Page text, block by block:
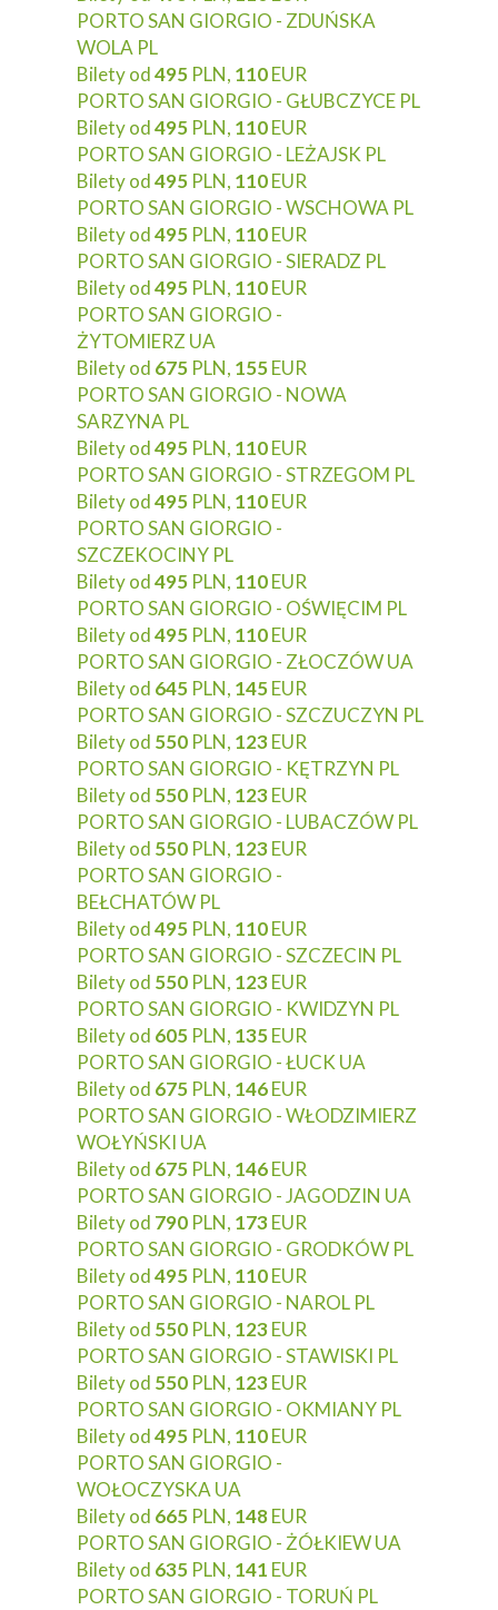
PORTO SAN GIORGIO - ZDUŃSKA
WOLA PL
Bilety od495 PLN, 110EUR
PORTO SAN GIORGIO - GŁUBCZYCE PL
Bilety od495 PLN, 110EUR
PORTO SAN GIORGIO - LEŻAJSK PL
Bilety od495 PLN, 110EUR
PORTO SAN GIORGIO - WSCHOWA PL
Bilety od495 PLN, 110EUR
PORTO SAN GIORGIO - SIERADZ PL
Bilety od495 PLN, 110EUR
PORTO SAN GIORGIO -
ŻYTOMIERZ UA
Bilety od 675 PLN, 155EUR
PORTO SAN GIORGIO - NOWA
SARZYNA PL
Bilety od495 PLN, 110EUR
PORTO SAN GIORGIO - STRZEGOM PL
Bilety od495 PLN, 110EUR
PORTO SAN GIORGIO -
SZCZEKOCINY PL
Bilety od495 PLN, 110EUR
PORTO SAN GIORGIO - OŚWIĘCIM PL
Bilety od495 PLN, 110EUR
PORTO SAN GIORGIO - ZŁOCZÓW UA
Bilety od 645 PLN, 145EUR
PORTO SAN GIORGIO - SZCZUCZYN PL
Bilety od 550 PLN, 123EUR
PORTO SAN GIORGIO - KĘTRZYN PL
Bilety od 550 PLN, 123EUR
PORTO SAN GIORGIO - LUBACZÓW PL
Bilety od 550 PLN, 123EUR
PORTO SAN GIORGIO -
BEŁCHATÓW PL
Bilety od495 PLN, 110EUR
PORTO SAN GIORGIO - SZCZECIN PL
Bilety od 550 PLN, 123EUR
PORTO SAN GIORGIO - KWIDZYN PL
Bilety od 605 PLN, 135EUR
PORTO SAN GIORGIO - ŁUCK UA
Bilety od 675 PLN, 146EUR
PORTO SAN GIORGIO - WŁODZIMIERZ
WOŁYŃSKI UA
Bilety od 675 PLN, 146EUR
PORTO SAN GIORGIO - JAGODZIN UA
Bilety od 790 PLN, 173EUR
PORTO SAN GIORGIO - GRODKÓW PL
Bilety od495 PLN, 110EUR
PORTO SAN GIORGIO - NAROL PL
Bilety od 550 PLN, 123EUR
PORTO SAN GIORGIO - STAWISKI PL
Bilety od 550 PLN, 123EUR
PORTO SAN GIORGIO - OKMIANY PL
Bilety od495 PLN, 110EUR
PORTO SAN GIORGIO -
WOŁOCZYSKA UA
Bilety od 665 PLN, 148EUR
PORTO SAN GIORGIO - ŻÓŁKIEW UA
Bilety od 635 PLN, 141 EUR
PORTO SAN GIORGIO - TORUŃ PL